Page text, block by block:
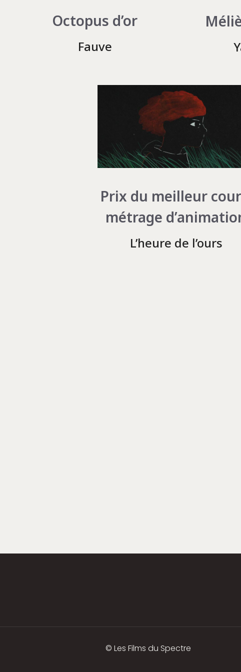
Octopus d’or
Fauve
Prix du meilleur
métrage
L’heure de l’ours
© Les Films du Spectre